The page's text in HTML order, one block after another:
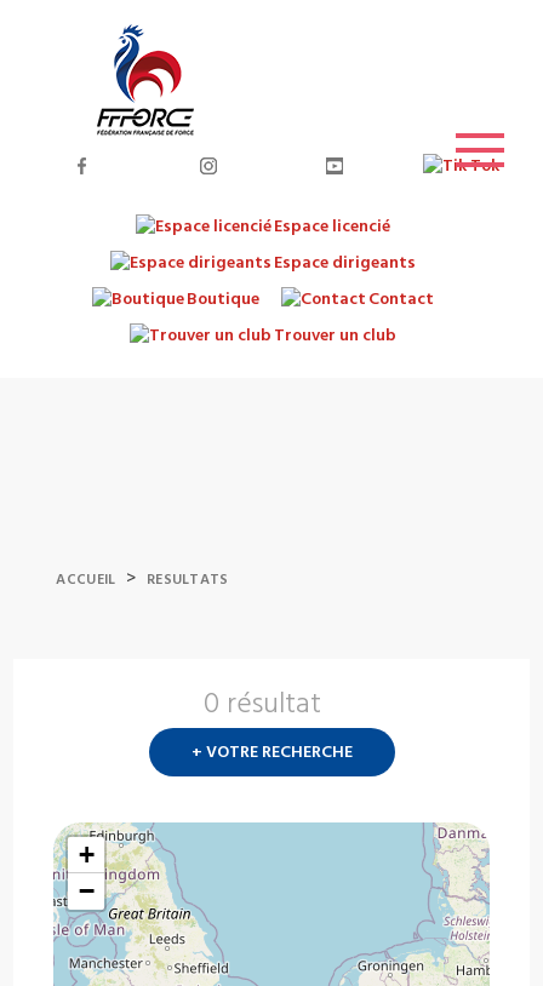
Espace licencié
Espace dirigeants
Boutique
Contact
Trouver un club
ACCUEIL > RESULTATS
0 résultat
+ VOTRE RECHERCHE
+
−